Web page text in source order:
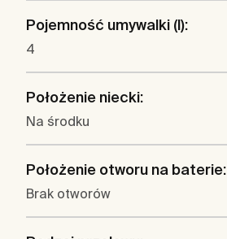
Pojemność umywalki (l):
4
Położenie niecki:
Na środku
Położenie otworu na baterie:
Brak otworów